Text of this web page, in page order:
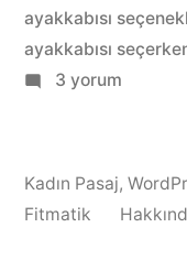
ayakkabısı
ayakkabısı
Gelinlik
nasıl
olmalı?
3 yorum
Kadın Pasaj,
Fitmatik